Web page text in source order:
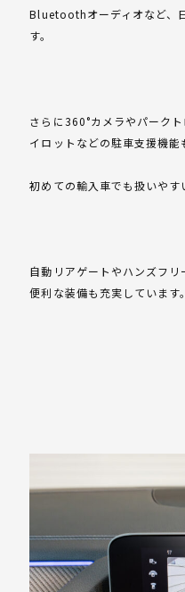
Bluetoothオーディオなど、
す。
さらに360°カメラやパーク
イロットなどの駐車支援機能
初めての輸入車でも扱いやす
自動リアゲートやハンズフリ
便利な装備も充実しています。